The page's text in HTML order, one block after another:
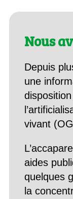
Nous
Depuis
une
vivant
aides
quelques
la